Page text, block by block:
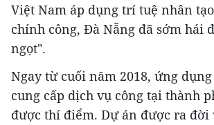
Việt Nam áp dụng trí tuệ nhân
chính công, Đà Nẵng đã sớm hái
ngọt".
Ngay từ cuối năm 2018, ứng
cung cấp dịch vụ công tại thành
được thí điểm. Dự án được ra